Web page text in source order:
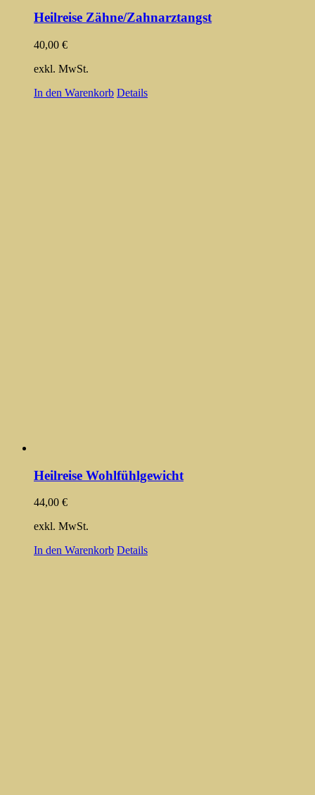
Heilreise Zähne/Zahnarztangst
40,00 €
exkl. MwSt.
In den Warenkorb Details
Heilreise Wohlfühlgewicht
44,00 €
exkl. MwSt.
In den Warenkorb Details